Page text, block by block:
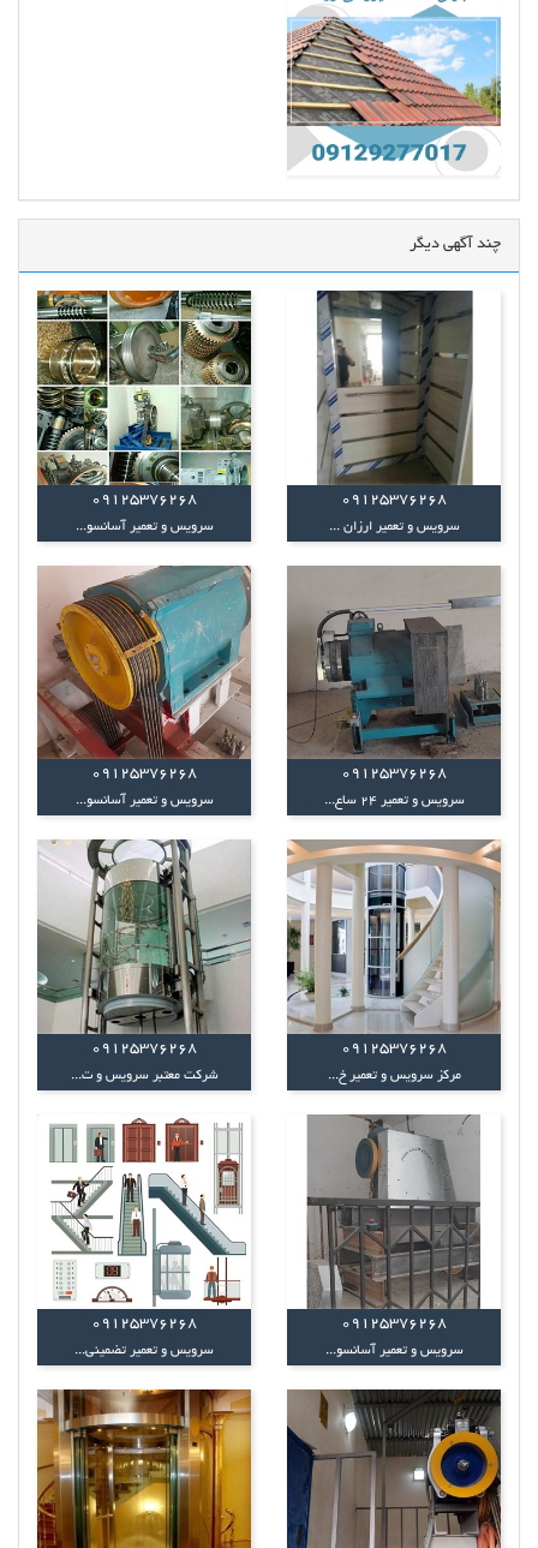
چند آگهی دیگر
09125376268
سرویس و تعمیر ارزان ...
09125376268
سرویس و تعمیر آسانسو...
09125376268
سرویس و تعمیر 24 ساع...
09125376268
سرویس و تعمیر آسانسو...
09125376268
مرکز سرویس و تعمیر خ...
09125376268
شرکت معتبر سرویس و ت...
09125376268
سرویس و تعمیر آسانسو...
09125376268
سرویس و تعمیر تضمینی...